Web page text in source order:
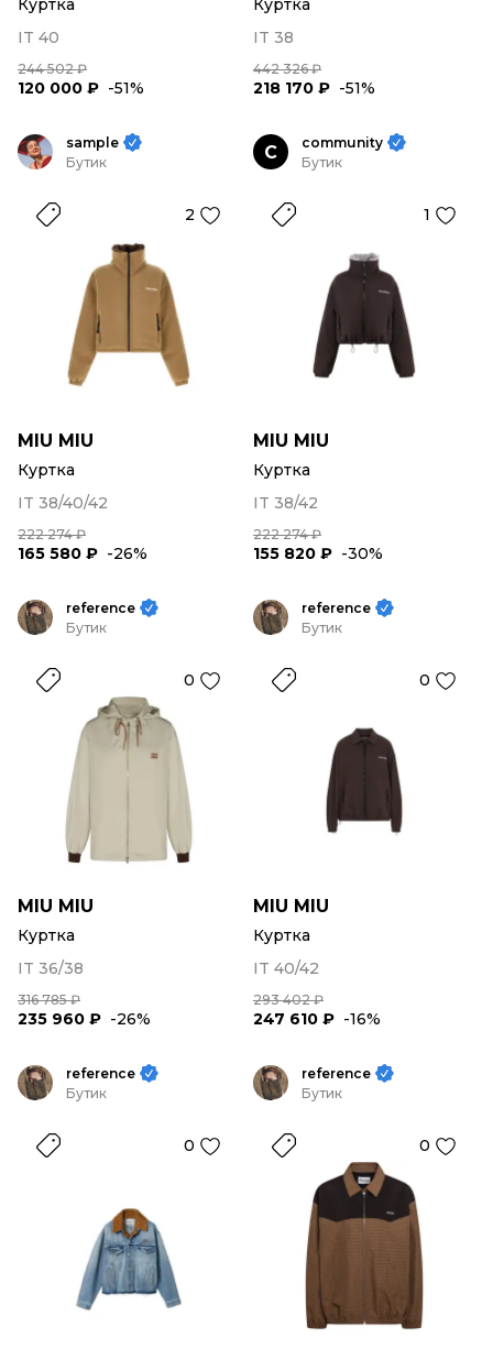
Куртка
IT 40
244 502 ₽
120 000 ₽ -51%
Куртка
IT 38
442 326 ₽
218 170 ₽ -51%
sample
Бутик
2
MIU MIU
Куртка
IT 38/40/42
222 274 ₽
165 580 ₽ -26%
C
community
Бутик
1
MIU MIU
Куртка
IT 38/42
222 274 ₽
155 820 ₽ -30%
reference
Бутик
0
MIU MIU
Куртка
IT 36/38
316 785 ₽
235 960 ₽ -26%
reference
Бутик
0
MIU MIU
Куртка
IT 40/42
293 402 ₽
247 610 ₽ -16%
reference
Бутик
0
reference
Бутик
0